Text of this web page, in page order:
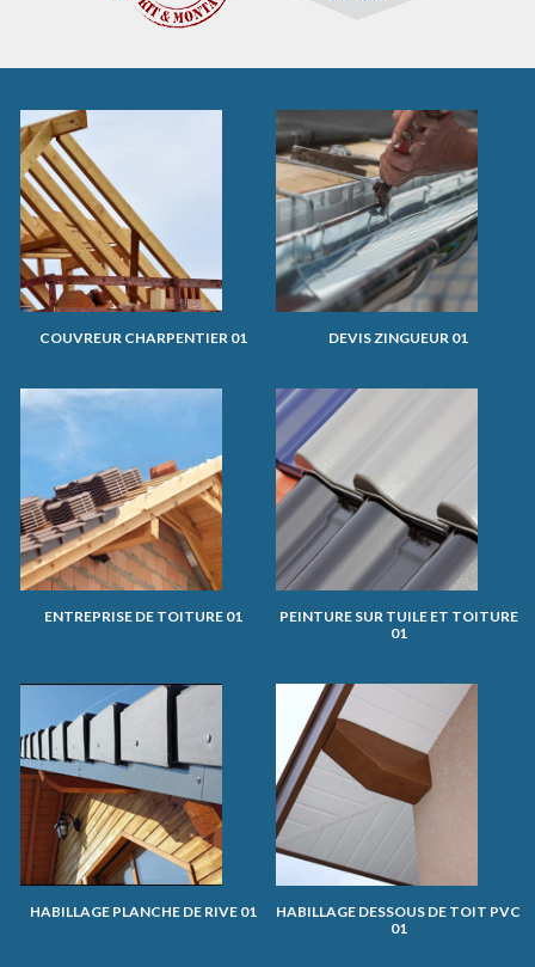
COUVREUR CHARPENTIER 01 DEVIS ZINGUEUR 01
ENTREPRISE DE TOITURE 01
PEINTURE SUR TUILE ET TOITURE
01
HABILLAGE PLANCHE DE RIVE 01
HABILLAGE DESSOUS DE TOIT PVC
01